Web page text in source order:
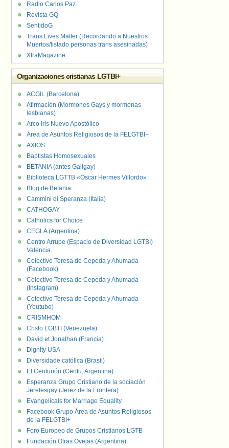
Radio Carlos Paz
Revista GQ
SentidoG
Trans Lives Matter (Recordando a Nuestros
Muertos/listado personas trans asesinadas)
XtraMagazine
Organizaciones cristianas LGTBI+
ACGIL (Barcelona)
Afirmación (Mormones Gays y mormonas
lesbianas)
Arco Iris Nuevo Apostólico
Área de Asuntos Religiosos de la FELGTBI+
AXIOS
Baptistas Homosexuales
BETANIA (antes Galigay)
Biblioteca LGTTB «Oscar Hermes Villordo»
Blog de Betania
Cammini di Speranza (Italia)
CATHOGAY
Catholics for Choice
CEGLA (Argentina)
Centro Arrupe (Espacio de Diversidad LGTBI)
Valencia.
Colectivo Teresa de Cepeda y Ahumada
(Facebook)
Colectivo Teresa de Cepeda y Ahumada
(Instagram)
Colectivo Teresa de Cepeda y Ahumada
(Youtube)
CRISMHOM
Cristo LGBTI (Venezuela)
David et Jonathan (Francia)
Dignity USA
Diversidade católica (Brasil)
El Centurión (Centu, Argentina)
Esperanza Grupo Cristiano de la sociación
Jerelesgay (Jerez de la Frontera)
Evangelicals for Marriage Equality
Facebook Grupo Área de Asuntos Religiosos
de la FELGTBI+
Foro Europeo de Grupos Cristianos LGTB
Fundación Otras Ovejas (Argentina)